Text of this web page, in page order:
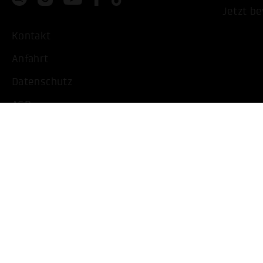
Kontakt
Anfahrt
Datenschutz
AGB
Jetzt